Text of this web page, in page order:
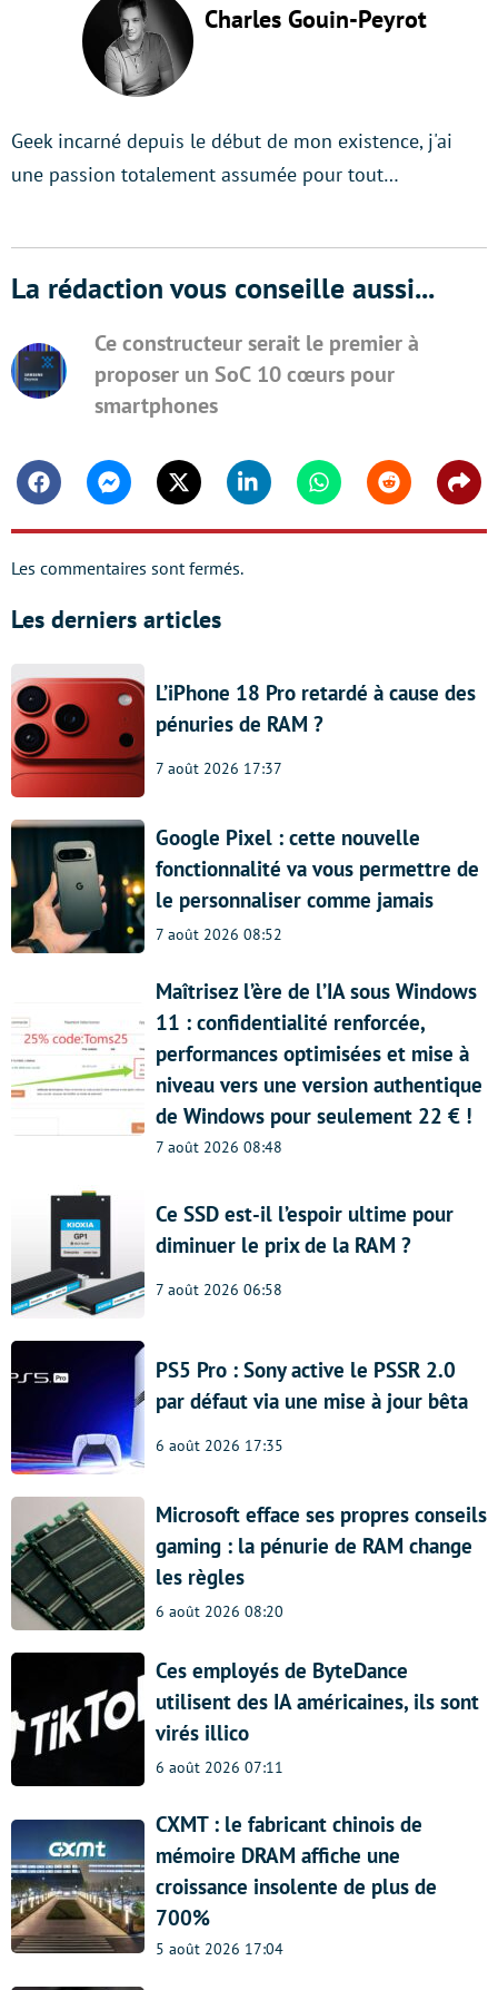
Charles Gouin-Peyrot
Geek incarné depuis le début de mon existence, j'ai
une passion totalement assumée pour tout…
La rédaction vous conseille aussi...
Ce constructeur serait le premier à
proposer un SoC 10 cœurs pour
smartphones
FacebookMessengerTwitter Linkedin WhatsappReddit
Les commentaires sont fermés.
Les derniers articles
L’iPhone 18 Pro retardé à cause des
pénuries de RAM ?
7 août 2026 17:37
Google Pixel : cette nouvelle
fonctionnalité va vous permettre de
le personnaliser comme jamais
7 août 2026 08:52
Maîtrisez l’ère de l’IA sous Windows
11 : confidentialité renforcée,
performances optimisées et mise à
niveau vers une version authentique
de Windows pour seulement 22 € !
7 août 2026 08:48
Ce SSD est-il l’espoir ultime pour
diminuer le prix de la RAM ?
7 août 2026 06:58
PS5 Pro : Sony active le PSSR 2.0
par défaut via une mise à jour bêta
6 août 2026 17:35
Microsoft efface ses propres conseils
gaming : la pénurie de RAM change
les règles
6 août 2026 08:20
Ces employés de ByteDance
utilisent des IA américaines, ils sont
virés illico
6 août 2026 07:11
CXMT : le fabricant chinois de
mémoire DRAM affiche une
croissance insolente de plus de
700%
5 août 2026 17:04